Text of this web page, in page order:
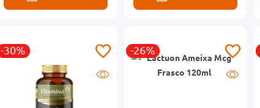
-30% -26%